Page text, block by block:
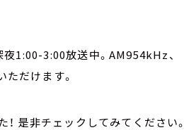
1:00-3:00放送中。AM954kHz、
ただけます。
是非チェックしてみてください。